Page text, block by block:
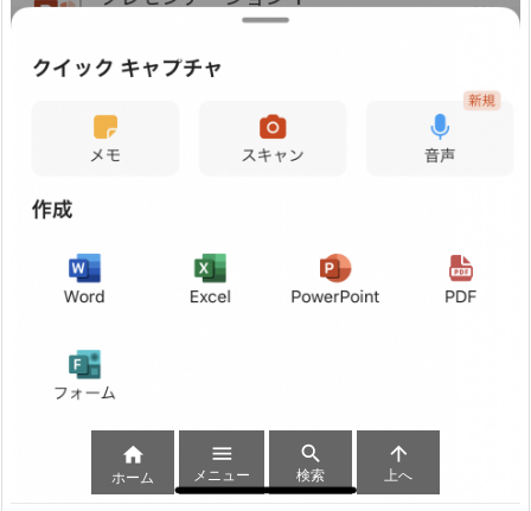

ホーム

メニュー

検索

上へ